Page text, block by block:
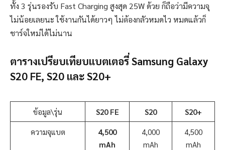
ทั้ง 3 รุ่นรองรับ Fast Charging สูงสุด 25W ด้วย ก็ถือว่ามีความจุ
ไม่น้อยเลยนะ ใช้งานกันได้ยาวๆ ไม่ต้องกลัวหมดไว หมดแล้วก็
ชาร์จใหม่ได้ไม่นาน
ตารางเปรียบเทียบแบตเตอรี่ Samsung Galaxy
S20 FE, S20 และ S20+
ข้อมูล\รุ่น S20 FE S20 S20+
ความจุแบต
4,500
mAh
4,000
mAh
4,500
mAh